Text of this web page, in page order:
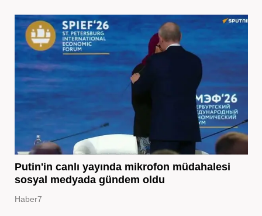
Putin'in canlı yayında mikrofon müdahalesi
sosyal medyada gündem oldu
Haber7